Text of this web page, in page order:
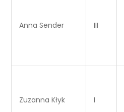
Anna Sender III
Zuzanna Kłyk I